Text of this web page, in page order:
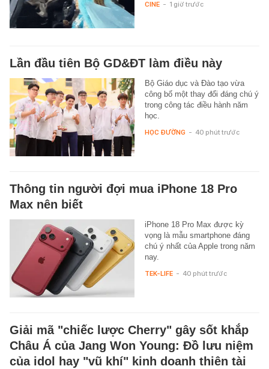
CINE - 1 giờ trước
Lần đầu tiên Bộ GD&ĐT làm điều này
Bộ Giáo dục và Đào tạo vừa
công bố một thay đổi đáng chú ý
trong công tác điều hành năm
học.
HỌC ĐƯỜNG - 40 phút trước
Thông tin người đợi mua iPhone 18 Pro
Max nên biết
iPhone 18 Pro Max được kỳ
vọng là mẫu smartphone đáng
chú ý nhất của Apple trong năm
nay.
TEK-LIFE - 40 phút trước
Giải mã "chiếc lược Cherry" gây sốt khắp
Châu Á của Jang Won Young: Đồ lưu niệm
của idol hay "vũ khí" kinh doanh thiên tài